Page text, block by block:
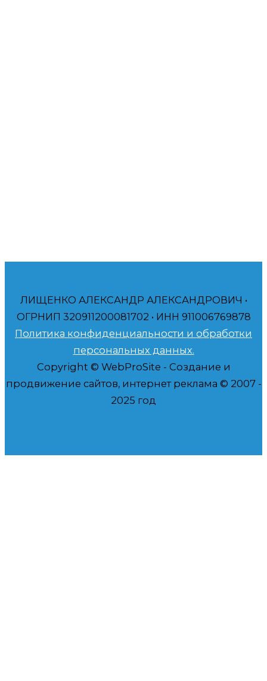
ЛИЩЕНКО АЛЕКСАНДР АЛЕКСАНДРОВИЧ •
ОГРНИП 320911200081702 • ИНН 911006769878
Политика конфиденциальности и обработки
персональных данных.
Copyright © WebProSite - Создание и
продвижение сайтов, интернет реклама © 2007 -
2025 год